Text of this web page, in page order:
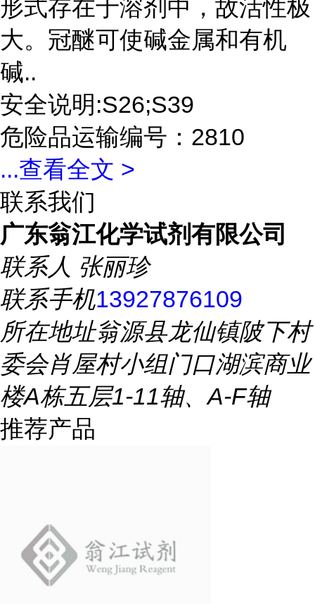
形式存在于溶剂中，故活性极
大。冠醚可使碱金属和有机
碱..
安全说明:S26;S39
危险品运输编号：2810
...查看全文 >
联系我们
广东翁江化学试剂有限公司
联系人 张丽珍
联系手机13927876109
所在地址翁源县龙仙镇陂下村
委会肖屋村小组门口湖滨商业
楼A栋五层1-11轴、A-F轴
推荐产品